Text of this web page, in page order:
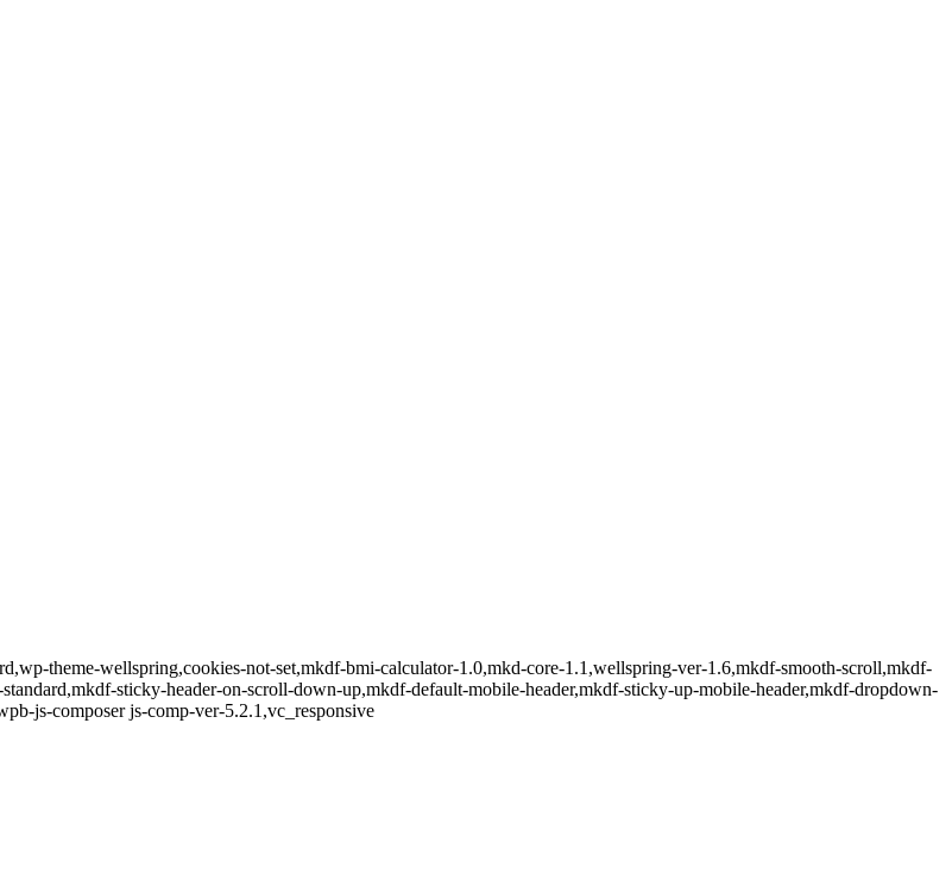
theme-wellspring,cookies-not-set,mkdf-bmi-calculator-1.0,mkd-core-1.1,wellspring-ver-1.6,mkdf-smooth-scroll,mkdf-
sticky-header-on-scroll-down-up,mkdf-default-mobile-header,mkdf-sticky-up-mobile-header,mkdf-dropdown-
js-composer js-comp-ver-5.2.1,vc_responsive